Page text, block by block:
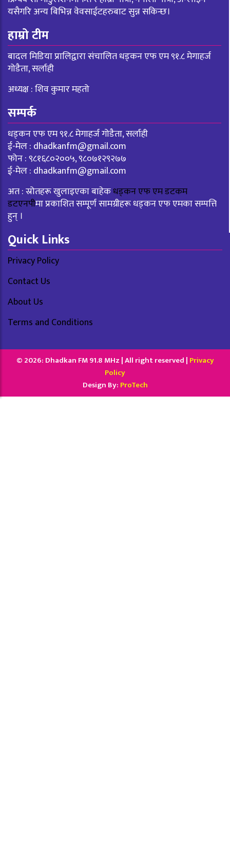
यसैगरि अन्य बिभिन्न वेवसाईटहरुबाट सुन्न सकिन्छ।
हाम्रो टीम
बादल मिडिया प्रालिद्वारा संचालित धड्कन एफ एम ९१.८ मेगाहर्ज
गोडैता, सर्लाही
अध्यक्ष : शिव कुमार महतो
सम्पर्क
धड्कन एफ एम ९१.८ मेगाहर्ज गोडैता, सर्लाही
ई-मेल : dhadkanfm@gmail.com
फोन : ९८१६८०२००५, ९८०७१२९२७७
ई-मेल : dhadkanfm@gmail.com
अत : स्रोतहरू खुलाइएका बाहेकधड्कन एफ एम डटकम
डटएनपीमा प्रकाशित सम्पूर्ण सामग्रीहरू धड्कन एफ एमका सम्पत्ति
हुन् ।
Quick Links
Privacy Policy
Contact Us
About Us
Terms and Conditions
© 2026: Dhadkan FM 91.8 MHz | All right reserved | Privacy
Policy
Design By: ProTech